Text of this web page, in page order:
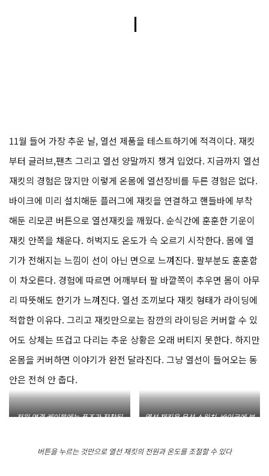
ㅣ
11월 들어 가장 추운 날, 열선 제품을 테스트하기에 적격이다. 재킷
부터 글러브,팬츠 그리고 열선 양말까지 챙겨 입었다. 지금까지 열선
재킷의 경험은 많지만 이렇게 온몸에 열선장비를 두른 경험은 없다.
바이크에 미리 설치해둔 플러그에 재킷을 연결하고 핸들바에 부착
해둔 리모콘 버튼으로 열선재킷을 깨웠다. 순식간에 훈훈한 기운이
재킷 안쪽을 채운다. 허벅지도 온도가 슥 오르기 시작한다. 몸에 열
기가 전해지는 느낌이 선이 아닌 면으로 느껴진다. 팔부분도 훈훈함
이 차오른다. 경험에 따르면 어깨부터 팔 바깥쪽이 추우면 몸이 아무
리 따뜻해도 한기가 느껴진다. 열선 조끼보다 재킷 형태가 라이딩에
적합한 이유다. 그리고 재킷만으로는 잠깐의 라이딩은 커버할 수 있
어도 상체는 뜨겁고 다리는 추운 상황은 오래 버티지 못한다. 하지만
온몸을 커버하면 이야기가 완전 달라진다. 그냥 열선이 들어오는 동
안은 전혀 안 춥다.
전원 연결 케이블에는 퓨즈가 장착된
열선 재킷용 무선 스위치. 바이크에 부
버튼을 누르는 것만으로 열선 재킷의 전원과 온도를 조절할 수 있다